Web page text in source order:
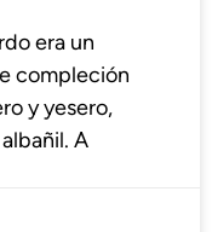
era un
compleción
y yesero,
A